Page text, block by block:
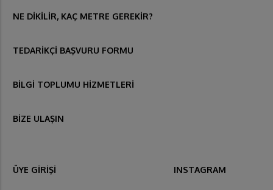
NE DİKİLİR, KAÇ METRE GEREKİR?
TEDARİKÇİ BAŞVURU FORMU
BİLGİ TOPLUMU HİZMETLERİ
BİZE ULAŞIN
ÜYE GİRİŞİ INSTAGRAM